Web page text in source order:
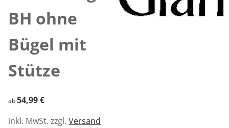
BH ohne
Bügel mit
Stütze
54,99 €
ab54,99 €
inkl. MwSt. zzgl. Versand